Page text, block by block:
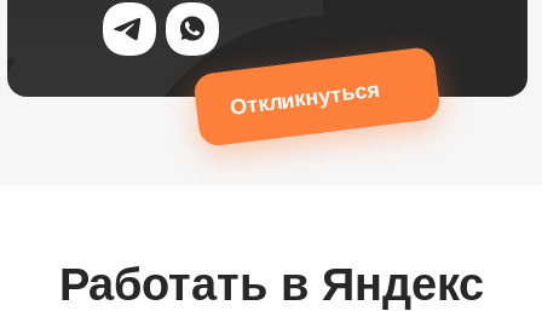
Откликнуться
Работать в Яндекс